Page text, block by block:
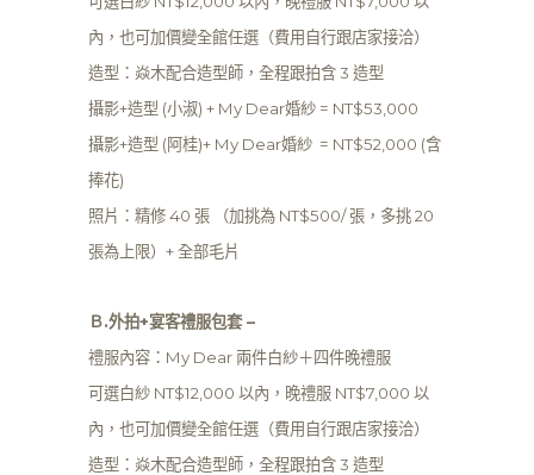
內，也可加價變全館任選（費用自行跟店家接洽）
造型：焱木配合造型師，全程跟拍含 3 造型
攝影+造型 (小淑) + My Dear婚紗 = NT$53,000
攝影+造型 (阿桂)+ My Dear婚紗 = NT$52,000 (含
捧花)
照片：精修 40 張 （加挑為 NT$500/ 張，多挑 20
張為上限）+ 全部毛片
Ｂ.外拍+宴客禮服包套 –
禮服內容：My Dear 兩件白紗＋四件晚禮服
可選白紗 NT$12,000 以內，晚禮服 NT$7,000 以
內，也可加價變全館任選（費用自行跟店家接洽）
造型：焱木配合造型師，全程跟拍含 3 造型